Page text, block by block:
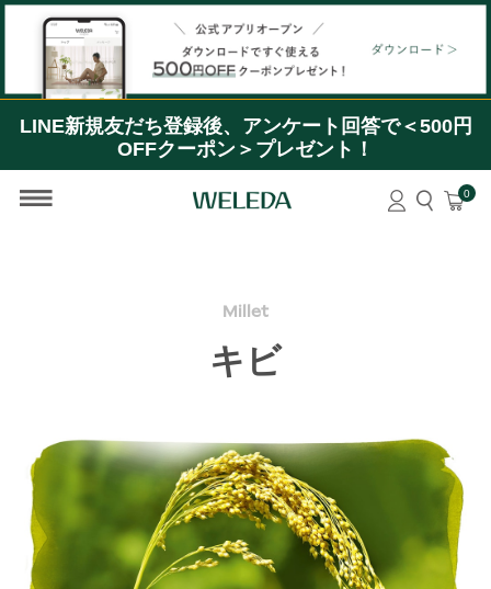
LINE新規友だち登録後、アンケート回答で＜500円
OFFクーポン＞プレゼント！
【公式アプリオープン】ダウンロードですぐ使える＜
500円OFFクーポン＞プレゼント！
0
Millet
キビ